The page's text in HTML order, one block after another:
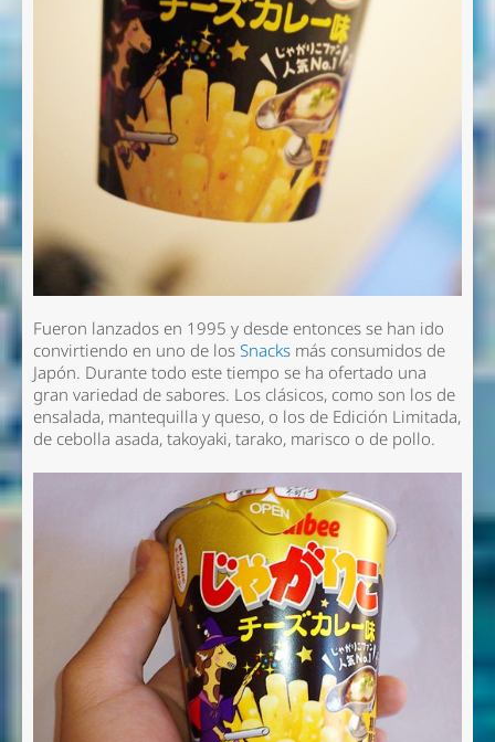
Fueron lanzados en 1995 y desde entonces se han ido
convirtiendo en uno de losSnacks más consumidos de
Japón. Durante todo este tiempo se ha ofertado una
gran variedad de sabores. Los clásicos, como son los de
ensalada, mantequilla y queso, o los de Edición Limitada,
de cebolla asada, takoyaki, tarako, marisco o de pollo.